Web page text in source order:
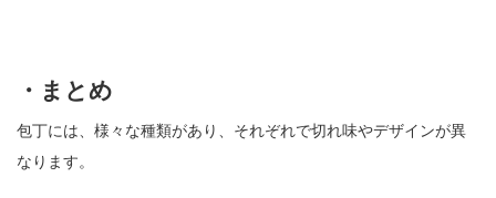
・まとめ
包丁には、様々な種類があり、それぞれで切れ味やデザインが異
なります。